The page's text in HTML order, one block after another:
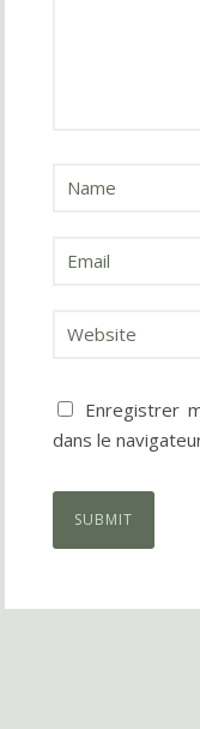
Enregistrer
dans le